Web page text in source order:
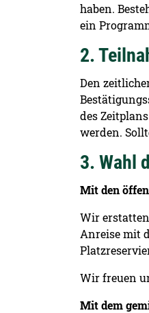
haben.
ein
2.
Den
des
werden.
3. Wahl
Mit den
Wir
Anreise mit
Wir freuen
Mit dem